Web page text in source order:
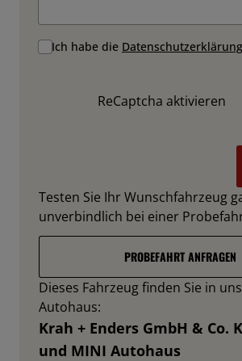
Ich habe die Datenschutzerklärung
ReCaptcha aktivieren
Testen Sie Ihr Wunschfahrzeug
unverbindlich bei einer
PROBEFAHRT ANFRAGEN
Dieses Fahrzeug finden Sie in
Autohaus:
Krah + Enders GmbH & Co.
und MINI Autohaus